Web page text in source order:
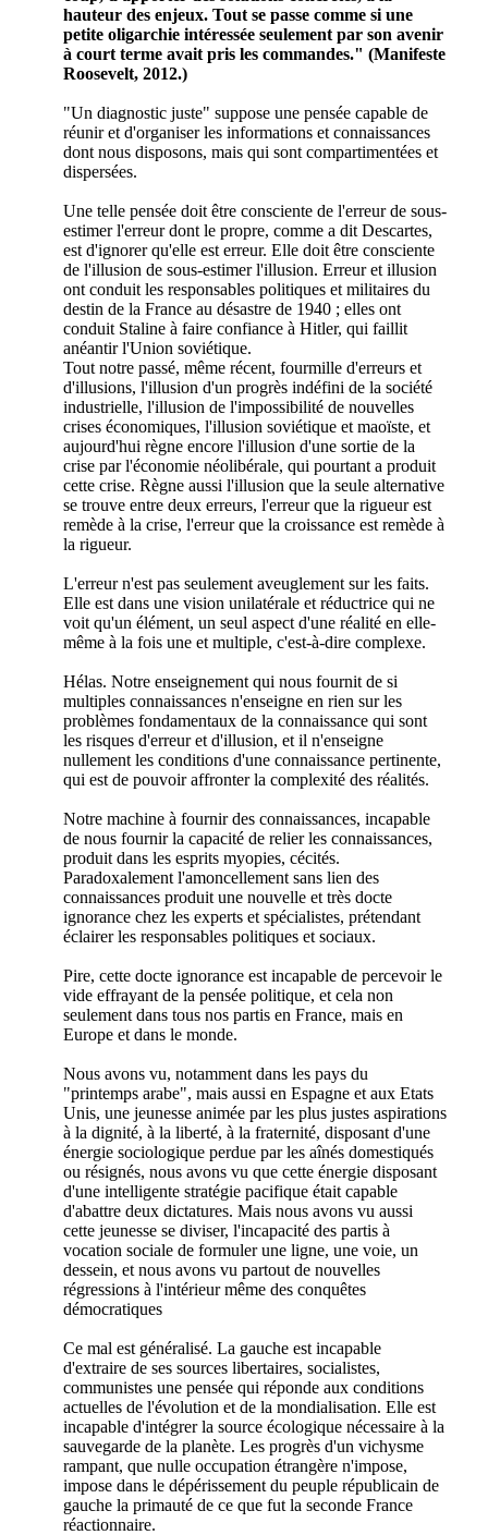
hauteur des enjeux. Tout se passe comme si une
petite oligarchie intéressée seulement par son avenir
à court terme avait pris les commandes." (Manifeste
Roosevelt, 2012.)
"Un diagnostic juste" suppose une pensée capable de
réunir et d'organiser les informations et connaissances
dont nous disposons, mais qui sont compartimentées et
dispersées.
Une telle pensée doit être consciente de l'erreur de sous-
estimer l'erreur dont le propre, comme a dit Descartes,
est d'ignorer qu'elle est erreur. Elle doit être consciente
de l'illusion de sous-estimer l'illusion. Erreur et illusion
ont conduit les responsables politiques et militaires du
destin de la France au désastre de 1940 ; elles ont
conduit Staline à faire confiance à Hitler, qui faillit
anéantir l'Union soviétique.
Tout notre passé, même récent, fourmille d'erreurs et
d'illusions, l'illusion d'un progrès indéfini de la société
industrielle, l'illusion de l'impossibilité de nouvelles
crises économiques, l'illusion soviétique et maoïste, et
aujourd'hui règne encore l'illusion d'une sortie de la
crise par l'économie néolibérale, qui pourtant a produit
cette crise. Règne aussi l'illusion que la seule alternative
se trouve entre deux erreurs, l'erreur que la rigueur est
remède à la crise, l'erreur que la croissance est remède à
la rigueur.
L'erreur n'est pas seulement aveuglement sur les faits.
Elle est dans une vision unilatérale et réductrice qui ne
voit qu'un élément, un seul aspect d'une réalité en elle-
même à la fois une et multiple, c'est-à-dire complexe.
Hélas. Notre enseignement qui nous fournit de si
multiples connaissances n'enseigne en rien sur les
problèmes fondamentaux de la connaissance qui sont
les risques d'erreur et d'illusion, et il n'enseigne
nullement les conditions d'une connaissance pertinente,
qui est de pouvoir affronter la complexité des réalités.
Notre machine à fournir des connaissances, incapable
de nous fournir la capacité de relier les connaissances,
produit dans les esprits myopies, cécités.
Paradoxalement l'amoncellement sans lien des
connaissances produit une nouvelle et très docte
ignorance chez les experts et spécialistes, prétendant
éclairer les responsables politiques et sociaux.
Pire, cette docte ignorance est incapable de percevoir le
vide effrayant de la pensée politique, et cela non
seulement dans tous nos partis en France, mais en
Europe et dans le monde.
Nous avons vu, notamment dans les pays du
"printemps arabe", mais aussi en Espagne et aux Etats
Unis, une jeunesse animée par les plus justes aspirations
à la dignité, à la liberté, à la fraternité, disposant d'une
énergie sociologique perdue par les aînés domestiqués
ou résignés, nous avons vu que cette énergie disposant
d'une intelligente stratégie pacifique était capable
d'abattre deux dictatures. Mais nous avons vu aussi
cette jeunesse se diviser, l'incapacité des partis à
vocation sociale de formuler une ligne, une voie, un
dessein, et nous avons vu partout de nouvelles
régressions à l'intérieur même des conquêtes
démocratiques
Ce mal est généralisé. La gauche est incapable
d'extraire de ses sources libertaires, socialistes,
communistes une pensée qui réponde aux conditions
actuelles de l'évolution et de la mondialisation. Elle est
incapable d'intégrer la source écologique nécessaire à la
sauvegarde de la planète. Les progrès d'un vichysme
rampant, que nulle occupation étrangère n'impose,
impose dans le dépérissement du peuple républicain de
gauche la primauté de ce que fut la seconde France
réactionnaire.